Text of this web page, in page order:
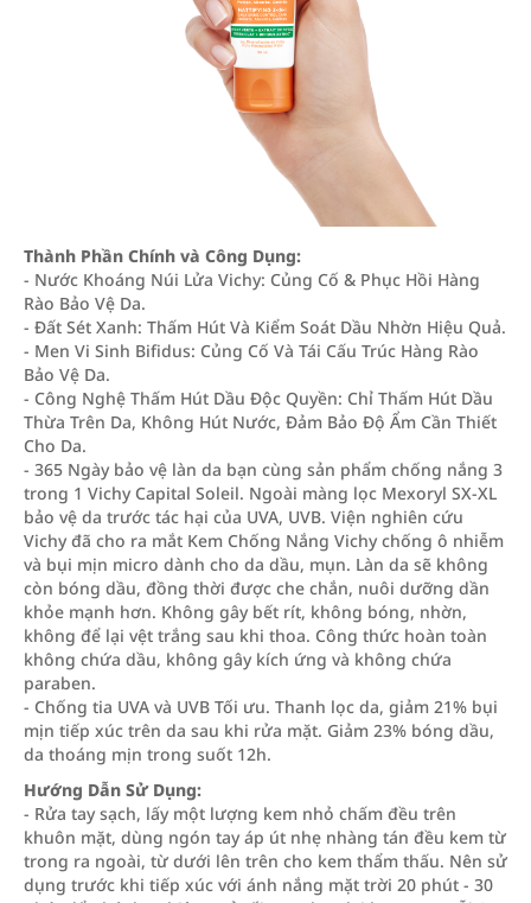
Thành Phần Chính và Công Dụng:
- Nước Khoáng Núi Lửa Vichy: Củng Cố & Phục Hồi Hàng
Rào Bảo Vệ Da.
- Đất Sét Xanh: Thấm Hút Và Kiểm Soát Dầu Nhờn Hiệu Quả.
- Men Vi Sinh Bifidus: Củng Cố Và Tái Cấu Trúc Hàng Rào
Bảo Vệ Da.
- Công Nghệ Thấm Hút Dầu Độc Quyền: Chỉ Thấm Hút Dầu
Thừa Trên Da, Không Hút Nước, Đảm Bảo Độ Ẩm Cần Thiết
Cho Da.
- 365 Ngày bảo vệ làn da bạn cùng sản phẩm chống nắng 3
trong 1 Vichy Capital Soleil. Ngoài màng lọc Mexoryl SX-XL
bảo vệ da trước tác hại của UVA, UVB. Viện nghiên cứu
Vichy đã cho ra mắt Kem Chống Nắng Vichy chống ô nhiễm
và bụi mịn micro dành cho da dầu, mụn. Làn da sẽ không
còn bóng dầu, đồng thời được che chắn, nuôi dưỡng dần
khỏe mạnh hơn. Không gây bết rít, không bóng, nhờn,
không để lại vệt trắng sau khi thoa. Công thức hoàn toàn
không chứa dầu, không gây kích ứng và không chứa
paraben.
- Chống tia UVA và UVB Tối ưu. Thanh lọc da, giảm 21% bụi
mịn tiếp xúc trên da sau khi rửa mặt. Giảm 23% bóng dầu,
da thoáng mịn trong suốt 12h.
Hướng Dẫn Sử Dụng:
- Rửa tay sạch, lấy một lượng kem nhỏ chấm đều trên
khuôn mặt, dùng ngón tay áp út nhẹ nhàng tán đều kem từ
trong ra ngoài, từ dưới lên trên cho kem thẩm thấu. Nên sử
dụng trước khi tiếp xúc với ánh nắng mặt trời 20 phút - 30